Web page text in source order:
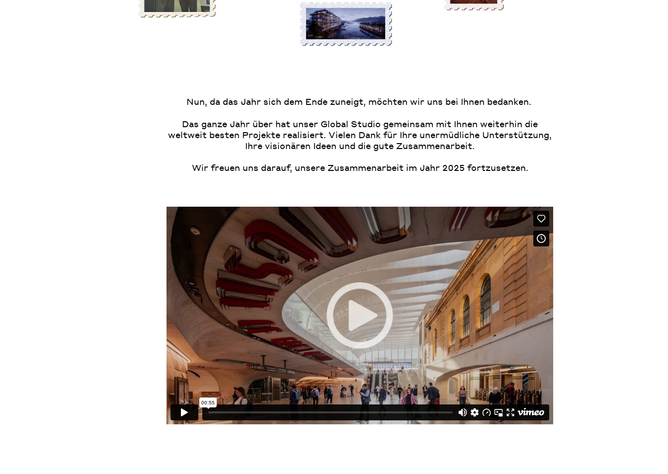
Nun, da das Jahr sich dem Ende zuneigt, möchten wir uns bei Ihnen bedanken.
Das ganze Jahr über hat unser Global Studio gemeinsam mit Ihnen weiterhin die
weltweit besten Projekte realisiert. Vielen Dank für Ihre unermüdliche Unterstützung,
Ihre visionären Ideen und die gute Zusammenarbeit.
Wir freuen uns darauf, unsere Zusammenarbeit im Jahr 2025 fortzusetzen.